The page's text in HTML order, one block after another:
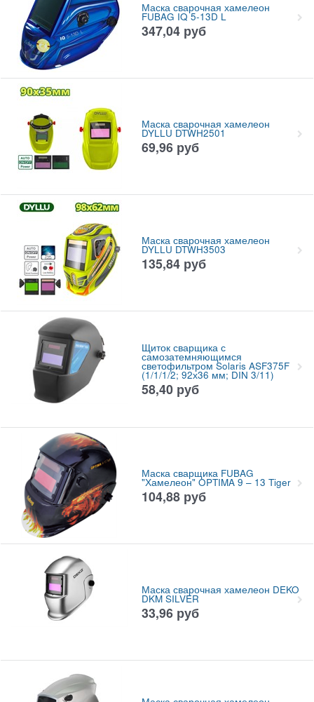
Маска сварочная хамелеон
FUBAG IQ 5-13D L
347,04 руб
Маска сварочная хамелеон
DYLLU DTWH2501
69,96 руб
Маска сварочная хамелеон
DYLLU DTWH3503
135,84 руб
Щиток сварщика с
самозатемняющимся
светофильтром Solaris ASF375F
(1/1/1/2; 92х36 мм; DIN 3/11)
58,40 руб
Маска сварщика FUBAG
"Хамелеон" OPTIMA 9 – 13 Tiger
104,88 руб
Маска сварочная хамелеон DEKO
DKM SILVER
33,96 руб